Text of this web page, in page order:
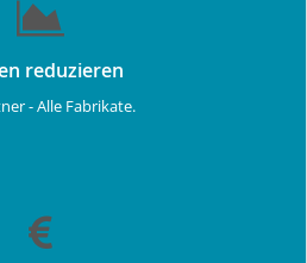
reduzieren
- Alle Fabrikate.